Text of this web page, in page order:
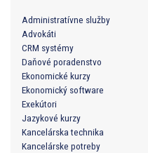
Administratívne služby
Advokáti
CRM systémy
Daňové poradenstvo
Ekonomické kurzy
Ekonomický software
Exekútori
Jazykové kurzy
Kancelárska technika
Kancelárske potreby